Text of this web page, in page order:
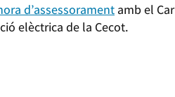
d’assessorament amb el
elèctrica de la Cecot.